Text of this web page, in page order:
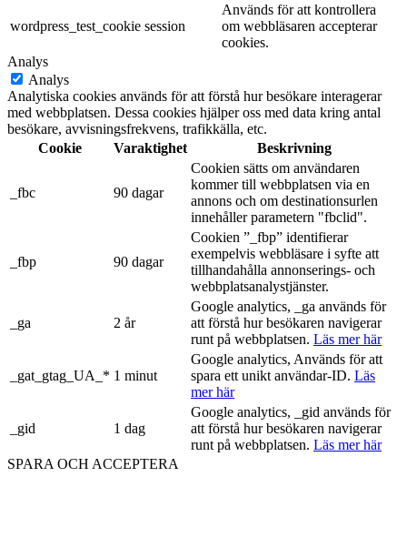
wordpress_test_cookie session
Används för att kontrollera
om webbläsaren accepterar
cookies.
Analys
Analys
Analytiska cookies används för att förstå hur besökare interagerar
med webbplatsen. Dessa cookies hjälper oss med data kring antal
besökare, avvisningsfrekvens, trafikkälla, etc.
Cookie
Varaktighet Beskrivning
_fbc 90 dagar
Cookien sätts om användaren
kommer till webbplatsen via en
annons och om destinationsurlen
innehåller parametern "fbclid".
_fbp 90 dagar
Cookien ”_fbp” identifierar
exempelvis webbläsare i syfte att
tillhandahålla annonserings- och
webbplatsanalystjänster.
_ga 2 år
Google analytics, _ga används för
att förstå hur besökaren navigerar
runt på webbplatsen. Läs mer här
_gat_gtag_UA_* 1 minut
Google analytics, Används för att
spara ett unikt användar-ID. Läs
mer här
_gid 1 dag
Google analytics, _gid används för
att förstå hur besökaren navigerar
runt på webbplatsen. Läs mer här
SPARA OCH ACCEPTERA